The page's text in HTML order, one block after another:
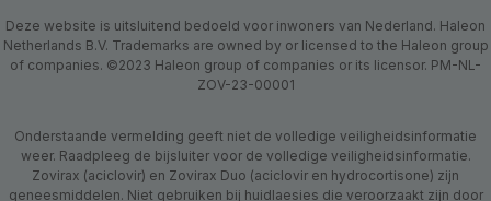
Deze website is uitsluitend bedoeld voor inwoners van Nederland. Haleon
Netherlands B.V. Trademarks are owned by or licensed to the Haleon group
of companies. ©2023 Haleon group of companies or its licensor. PM-NL-
ZOV-23-00001
Onderstaande vermelding geeft niet de volledige veiligheidsinformatie
weer. Raadpleeg de bijsluiter voor de volledige veiligheidsinformatie.
Zovirax (aciclovir) en Zovirax Duo (aciclovir en hydrocortisone) zijn
geneesmiddelen. Niet gebruiken bij huidlaesies die veroorzaakt zijn door